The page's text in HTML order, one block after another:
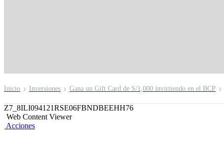
Inicio Inversiones Gana un Gift Card de S/1,000 invirtiendo en el BCP
Z7_8ILI094121RSE06FBNDBEEHH76
Web Content Viewer
Acciones